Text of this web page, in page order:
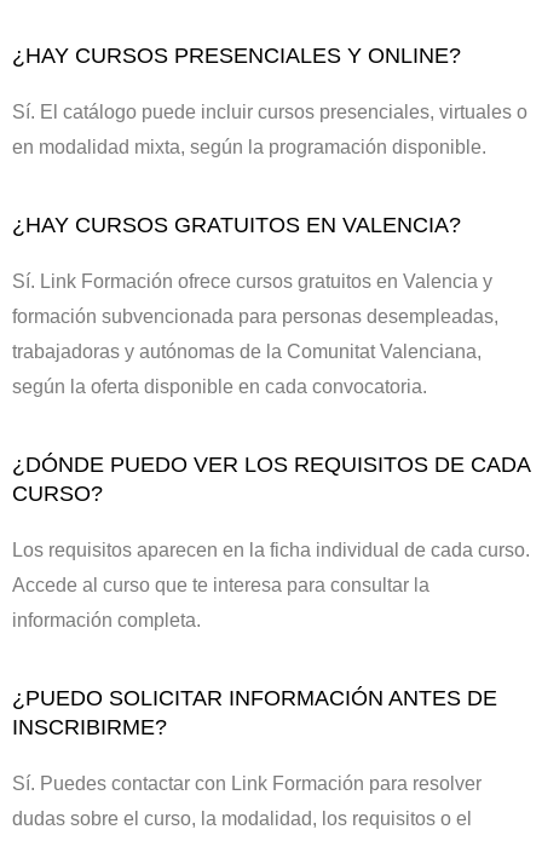
¿HAY CURSOS PRESENCIALES Y ONLINE?
Sí. El catálogo puede incluir cursos presenciales, virtuales o
en modalidad mixta, según la programación disponible.
¿HAY CURSOS GRATUITOS EN VALENCIA?
Sí. Link Formación ofrece cursos gratuitos en Valencia y
formación subvencionada para personas desempleadas,
trabajadoras y autónomas de la Comunitat Valenciana,
según la oferta disponible en cada convocatoria.
¿DÓNDE PUEDO VER LOS REQUISITOS DE CADA
CURSO?
Los requisitos aparecen en la ficha individual de cada curso.
Accede al curso que te interesa para consultar la
información completa.
¿PUEDO SOLICITAR INFORMACIÓN ANTES DE
INSCRIBIRME?
Sí. Puedes contactar con Link Formación para resolver
dudas sobre el curso, la modalidad, los requisitos o el